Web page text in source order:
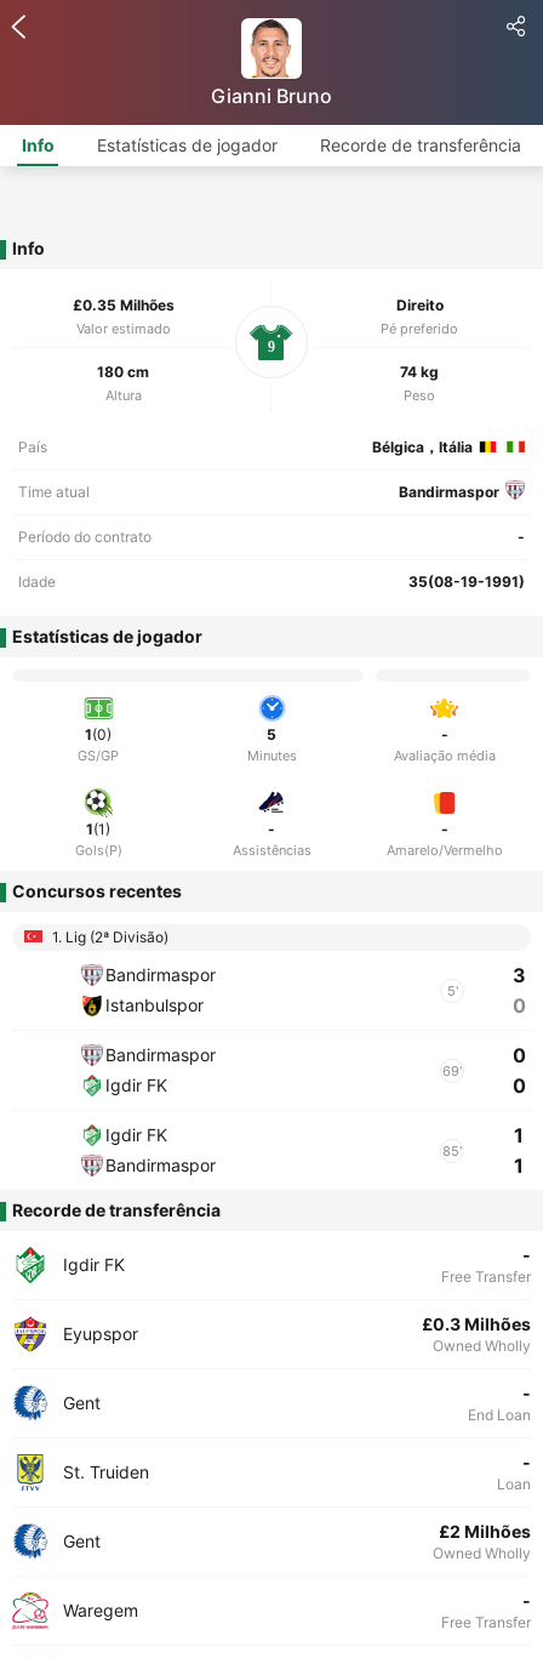
Gianni Bruno
Info Estatísticas de jogador Recorde de transferência
Info
£0.35 Milhões
Valor estimado
Direito
Pé preferido
180 cm
Altura
74 kg
Peso
9
País Bélgica，Itália
Time atual Bandirmaspor
Período do contrato -
Idade 35(08-19-1991)
Estatísticas de jogador
1(0)
GS/GP
5
Minutes
-
Avaliação média
1(1)
Gols(P)
-
Assistências
-
Amarelo/Vermelho
Concursos recentes
1. Lig (2ª Divisão)
Bandirmaspor
Istanbulspor
5'
3
0
Bandirmaspor
Igdir FK
69'
0
0
Igdir FK
Bandirmaspor
85'
1
1
Recorde de transferência
Igdir FK -
Free Transfer
Eyupspor £0.3 Milhões
Owned Wholly
Gent -
End Loan
St. Truiden -
Loan
Gent £2 Milhões
Owned Wholly
Waregem -
Free Transfer